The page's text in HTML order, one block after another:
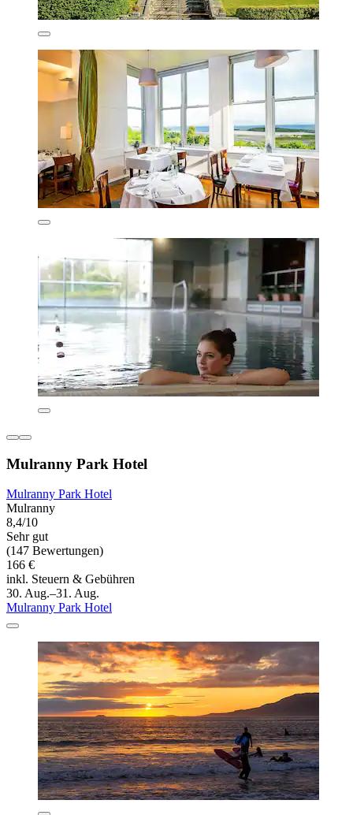
Mulranny Park Hotel
Mulranny Park Hotel
Mulranny
8,4/10
Sehr gut
(147 Bewertungen)
166 €
inkl. Steuern & Gebühren
30. Aug.–31. Aug.
Mulranny Park Hotel